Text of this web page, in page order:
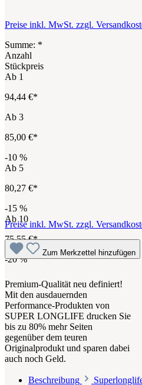
Preise inkl. MwSt. zzgl.
Summe: *
Anzahl
Stückpreis
Ab 1
94,44 €*
Ab 3
85,00 €*
-10 %
Ab 5
80,27 €*
-15 %
Ab10
75,55 €*
-20%
Preise inkl. MwSt. zzgl.
Zum Merkzettel hinzufügen
Premium-Qualität neu definiert!
Mit den ausdauernden
Performance-Produkten von
SUPER LONGLIFE drucken Sie
bis zu 80% mehr Seiten
gegenüber dem teuren
Originalprodukt und sparen dabei
auch noch Geld.
Beschreibung